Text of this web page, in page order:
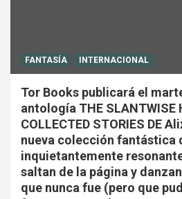
FANTASÍA INTERNACIONAL
Tor Books publicará el
antología THE SLANTWISE
COLLECTED STORIES DE
nueva colección fantástica
inquietantemente
saltan de la página y
que nunca fue (pero que